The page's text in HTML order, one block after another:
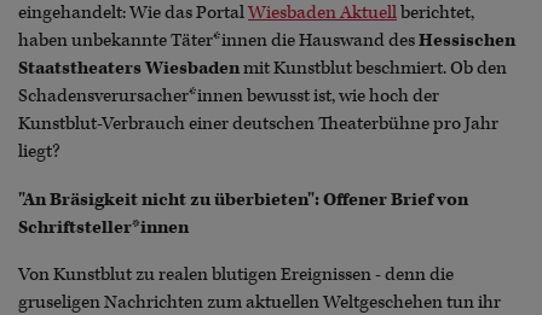
eingehandelt: Wie das PortalWiesbaden Aktuellberichtet,
haben unbekannte Täter*innen die Hauswand desHessischen
Staatstheaters Wiesbadenmit Kunstblut beschmiert. Ob den
Schadensverursacher*innen bewusst ist, wie hoch der
Kunstblut-Verbrauch einer deutschen Theaterbühne pro Jahr
liegt?
"An Bräsigkeit nicht zu überbieten": Offener Brief von
Schriftsteller*innen
Von Kunstblut zu realen blutigen Ereignissen - denn die
gruseligen Nachrichten zum aktuellen Weltgeschehen tun ihr